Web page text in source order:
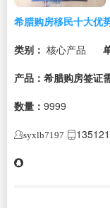
希腊购房移民十大优
类别： 核心产品
产品：希腊购房签证
数量： 9999
syxlb7197